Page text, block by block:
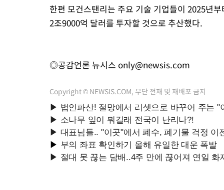
한편 모건스탠리는 주요 기술 기업들이 2025년
2조9000억 달러를 투자할 것으로 추산했다.
◎공감언론 뉴시스 only@newsis.com
Copyright © NEWSIS.COM, 무단 전재 및 재배포 금지